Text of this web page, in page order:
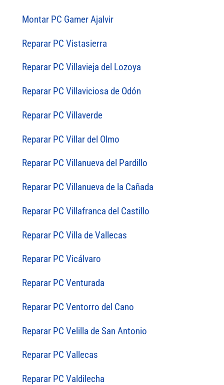
Montar PC Gamer Ajalvir
Reparar PC Vistasierra
Reparar PC Villavieja del Lozoya
Reparar PC Villaviciosa de Odón
Reparar PC Villaverde
Reparar PC Villar del Olmo
Reparar PC Villanueva del Pardillo
Reparar PC Villanueva de la Cañada
Reparar PC Villafranca del Castillo
Reparar PC Villa de Vallecas
Reparar PC Vicálvaro
Reparar PC Venturada
Reparar PC Ventorro del Cano
Reparar PC Velilla de San Antonio
Reparar PC Vallecas
Reparar PC Valdilecha